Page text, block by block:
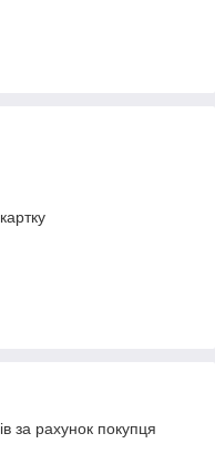
за рахунок покупця